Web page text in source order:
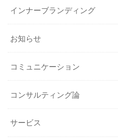
インナーブランディング
お知らせ
コミュニケーション
コンサルティング論
サービス